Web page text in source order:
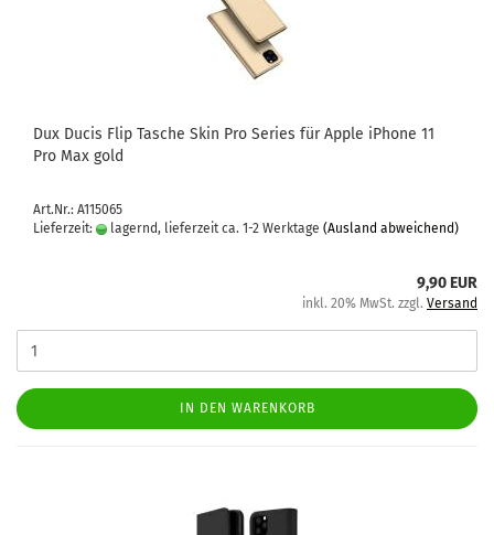
Dux Ducis Flip Ta­sche Skin Pro Se­ries für Apple iPho­ne 11
Pro Max gold
Art.Nr.: A115065
Lieferzeit:
lagernd, lieferzeit ca. 1-2 Werktage (Ausland abweichend)
9,90 EUR
inkl. 20% MwSt. zzgl. Versand
IN DEN WARENKORB